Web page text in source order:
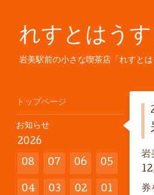
れすとはう
岩美駅前の小さな喫茶店「れすと
岩
12
券
トップページ
お知らせ
2026
08 07 06 05
04 03 02 01